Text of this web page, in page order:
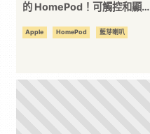
全
方
的 HomePod！可觸控和顯示
Apple HomePod 藍芽喇叭